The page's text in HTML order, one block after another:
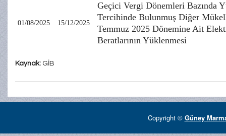
01/08/2025 15/12/2025
Geçici Vergi Dönemleri Bazında
Tercihinde Bulunmuş Diğer
Temmuz 2025 Dönemine Ait
Beratlarının Yüklenmesi
Kaynak: GİB
Copyright © Güney